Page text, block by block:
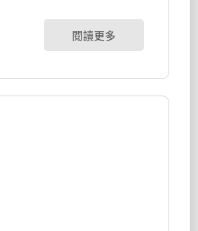
閱讀更多